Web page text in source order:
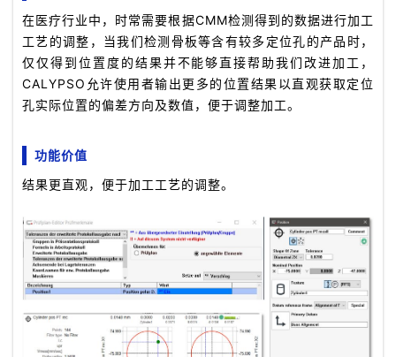
在医疗行业中，时常需要根据CMM检测得到的数据进行加工
工艺的调整，当我们检测骨板等含有较多定位孔的产品时，
仅仅得到位置度的结果并不能够直接帮助我们改进加工，
CALYPSO允许使用者输出更多的位置结果以直观获取定位
孔实际位置的偏差方向及数值，便于调整加工。
功能价值
结果更直观，便于加工工艺的调整。